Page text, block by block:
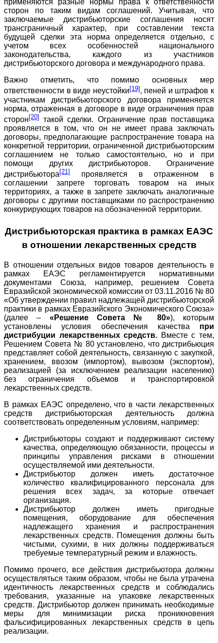
применяются разные нормы права к ответственности
сторон по таким видам соглашений. Учитывая, что
заключаемые дистрибьюторские соглашения носят
трансграничный характер, при составлении текста
будущей сделки эта норма определяется отдельно, с
учетом всех особенностей национального
законодательства, каждого из участников
дистрибьюторского договора и международного права.
Важно отметить, что помимо основных мер
ответственности в виде неустойки[19], пеней и штрафов к
участникам дистрибьюторского договора применяется
норма, отраженная в договоре в виде ограничения прав
сторон[20] такой сделки. Ограничение прав поставщика
проявляется в том, что он не имеет права заключать
договоры, предполагающие распространение товара на
конкретной территории, ограниченной дистрибьюторским
соглашением не только самостоятельно, но и при
помощи других дистрибьюторов. Ограничение
дистрибьютора [21]
проявляется в отраженном в
соглашении запрете торговать товаром на иных
территориях, а также в запрете заключать аналогичные
договоры с другими поставщиками по распространению
конкурирующих товаров на обозначенной территории.
Дистрибьюторская практика в рамках ЕАЭС
в отношении лекарственных средств
В отношении отдельных видов товаров деятельность в
рамках ЕАЭС регламентируется нормативными
документами Союза, например, решением Совета
Евразийской экономической комиссии от 03.11.2016 № 80
«Об утверждении правил надлежащей дистрибьюторской
практики в рамках Евразийского Экономического Союза»
(далее – «Решение Совета № 80»), которым
установлены условия обеспечения качества при
дистрибуции лекарственных средств. Вместе с тем,
Решением Совета № 80 установлено, что дистрибьюция
представляет собой деятельность, связанную с закупкой,
хранением, ввозом (импортом), вывозом (экспортом),
реализацией (за исключением реализации населению)
без ограничения объемов и транспортировкой
лекарственных средств.
В рамках ЕАЭС определено, что в части лекарственных
средств дистрибьюторская деятельность должна
соответствовать определенным условиям, например:
Дистрибьюторы создают и поддерживают систему
качества, определяющую обязанности, процессы и
принципы управления рисками в отношении
осуществляемой ими деятельности.
Дистрибьютор должен иметь достаточное
количество квалифицированного персонала для
решения всех задач, за которые отвечает
организация.
Дистрибьютор должен иметь пригодные
помещения, оборудование для обеспечения
надлежащего хранения и распространения
лекарственных средств. Помещения должны быть
чистыми, сухими, в них должны поддерживаться
требуемые температурный режим и влажность.
Помимо прочего, все действия дистрибьютора должны
осуществляться таким образом, чтобы не была утрачена
идентичность лекарственных средств и соблюдались
требования, указанные на упаковке лекарственных
средств. Дистрибьютор должен принимать необходимые
меры для минимизации риска проникновения
фальсифицированных лекарственных средств в цепь
реализации.